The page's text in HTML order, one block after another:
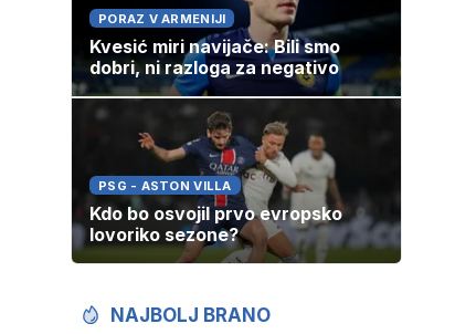
PORAZ V ARMENIJI
Kvesić miri navijače: Bili smo
dobri, ni razloga za negativo
PSG - ASTON VILLA
Kdo bo osvojil prvo evropsko
lovoriko sezone?
NAJBOLJ BRANO